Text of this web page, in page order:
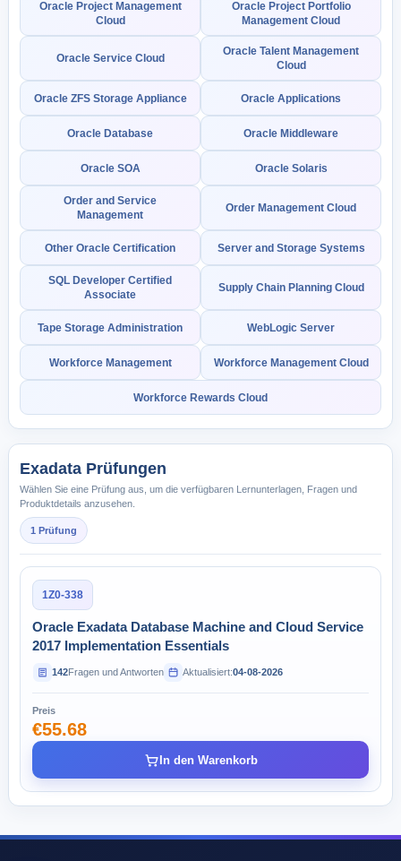
Oracle Project Management
Cloud
Oracle Project Portfolio
Management Cloud
Oracle Service Cloud
Oracle Talent Management
Cloud
Oracle ZFS Storage Appliance Oracle Applications
Oracle Database Oracle Middleware
Oracle SOA Oracle Solaris
Order and Service
Management
Order Management Cloud
Other Oracle Certification Server and Storage Systems
SQL Developer Certified
Associate
Supply Chain Planning Cloud
Tape Storage Administration WebLogic Server
Workforce Management Workforce Management Cloud
Workforce Rewards Cloud
Exadata Prüfungen
Wählen Sie eine Prüfung aus, um die verfügbaren Lernunterlagen, Fragen und
Produktdetails anzusehen.
1 Prüfung
1Z0-338
Oracle Exadata Database Machine and Cloud Service
2017 Implementation Essentials
142Fragen und Antworten Aktualisiert:04-08-2026
Preis
€55.68
In den Warenkorb